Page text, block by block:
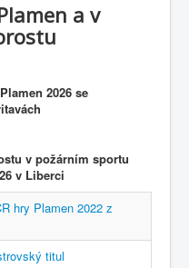
a v
2026 se
v požárním sportu
v Liberci
hry Plamen 2022 z
titul